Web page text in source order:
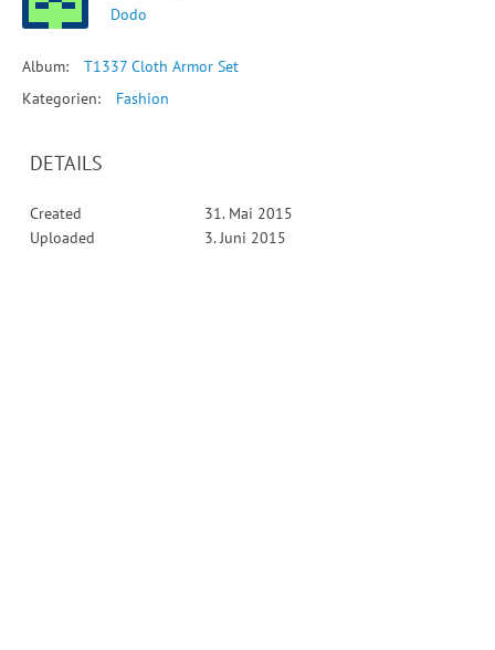
Dodo
Album:
T1337 Cloth Armor Set
Kategorien:
Fashion
DETAILS
Created
31. Mai 2015
Uploaded
3. Juni 2015